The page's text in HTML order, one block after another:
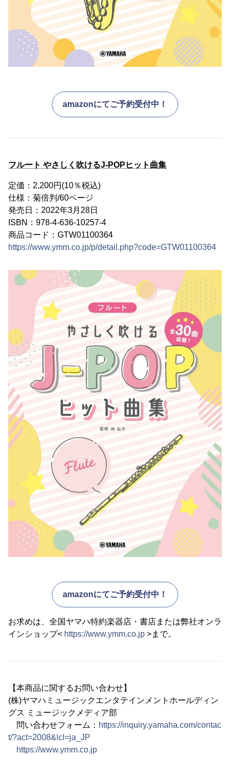
amazonにてご予約受付中！
フルート やさしく吹けるJ-POPヒット曲集
定価：2,200円(10％税込)
仕様：菊倍判/60ページ
発売日：2022年3月28日
ISBN：978-4-636-10257-4
商品コード：GTW01100364
https://www.ymm.co.jp/p/detail.php?code=GTW01100364
amazonにてご予約受付中！
お求めは、全国ヤマハ特約楽器店・書店または弊社オンラ
インショップ< https://www.ymm.co.jp >まで。
【本商品に関するお問い合わせ】
(株)ヤマハミュージックエンタテインメントホールディン
グス ミュージックメディア部
問い合わせフォーム： https://inquiry.yamaha.com/contac
t/?act=2008&lcl=ja_JP
https://www.ymm.co.jp